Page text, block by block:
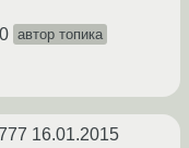
автор топика
16.01.2015